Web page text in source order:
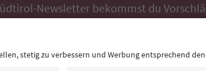
Newsletter bekommst du
Tipps und typische